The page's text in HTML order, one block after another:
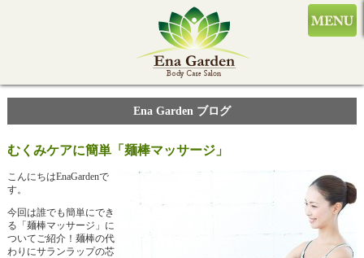
Ena Garden ブログ
むくみケアに簡単「麺棒マッサージ」
こんにちはEnaGardenで
す。
今回は誰でも簡単にでき
る「麺棒マッサージ」に
ついてご紹介！麺棒の代
わりにサランラップの芯